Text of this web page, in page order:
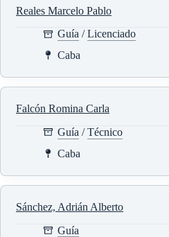
Reales Marcelo Pablo
Guía /Licenciado
Caba
Falcón Romina Carla
Guía /Técnico
Caba
Sánchez, Adrián Alberto
Guía